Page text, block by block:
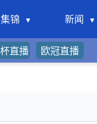
集锦 新闻
直播 欧冠直播